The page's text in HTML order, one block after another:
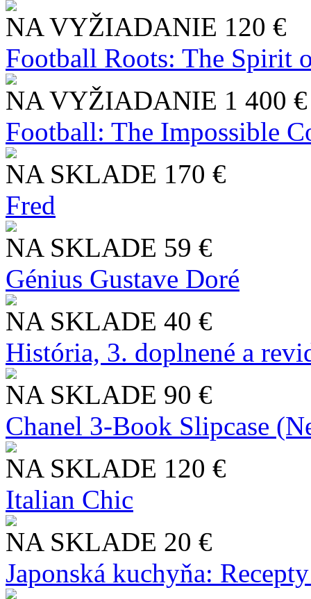
NA VYŽIADANIE 120 €
Football Roots: The Spirit
NA VYŽIADANIE 1 400 €
Football: The Impossible
NA SKLADE 170 €
Fred
NA SKLADE 59 €
Génius Gustave Doré
NA SKLADE 40 €
História, 3. doplnené a
NA SKLADE 90 €
Chanel 3-Book Slipcase
NA SKLADE 120 €
Italian Chic
NA SKLADE 20 €
Japonská kuchyňa: